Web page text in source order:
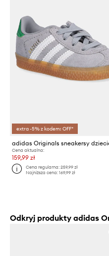
extra -5% z kodem: OFF*
Cena aktualna:
159,99 zł
Cena regularna:259,99 zł
Najniższa cena:169,99 zł
Odkryj produkty adidas